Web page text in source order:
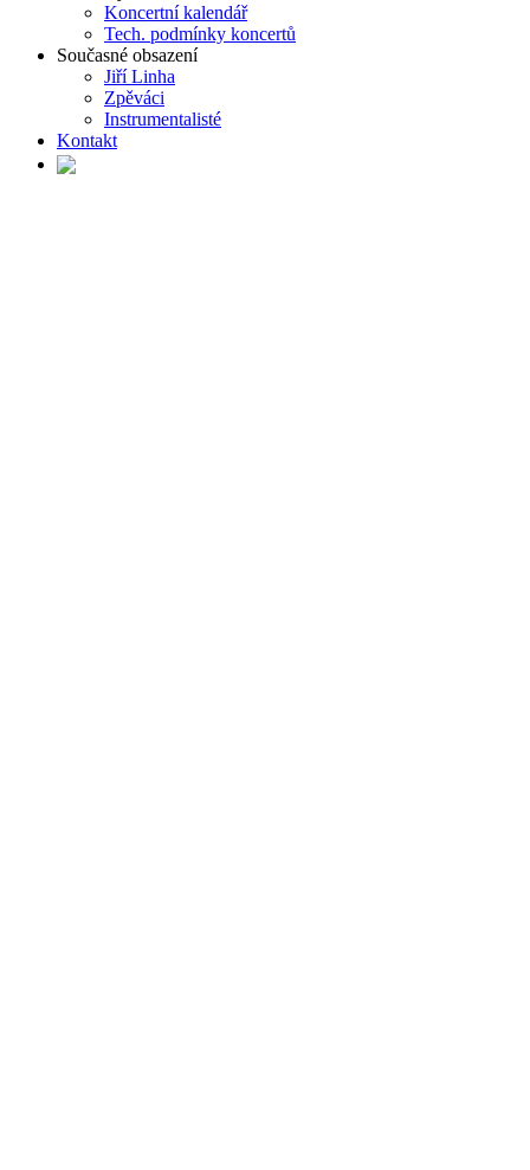
Koncertní kalendář
Tech. podmínky koncertů
Současné obsazení
Jiří Linha
Zpěváci
Instrumentalisté
Kontakt